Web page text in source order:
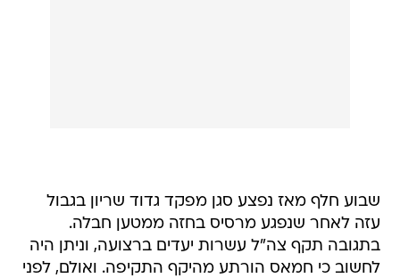
שבוע חלף מאז נפצע סגן מפקד גדוד שריון בגבול
עזה לאחר שנפגע מרסיס בחזה ממטען חבלה.
בתגובה תקף צה"ל עשרות יעדים ברצועה, וניתן היה
לחשוב כי חמאס הורתע מהיקף התקיפה. ואולם, לפני